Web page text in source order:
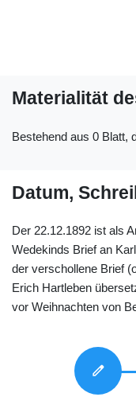
Materialität
Bestehend aus 0 Blatt,
Datum,
Der 22.12.1892 ist als
Wedekinds Brief an
der verschollene Brief
Erich Hartleben
vor Weihnachten von
edit